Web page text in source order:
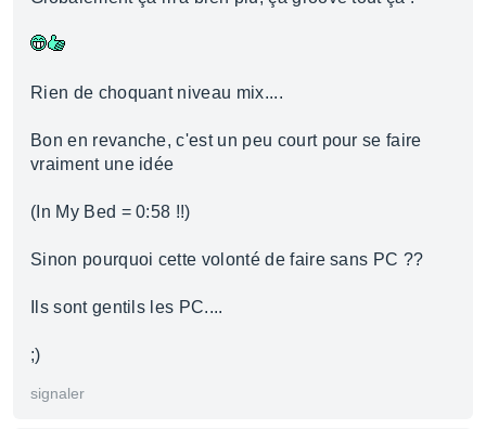
Rien de choquant niveau mix....
Bon en revanche, c'est un peu court pour se faire
vraiment une idée
(In My Bed = 0:58 !!)
Sinon pourquoi cette volonté de faire sans PC ??
Ils sont gentils les PC....
;)
signaler